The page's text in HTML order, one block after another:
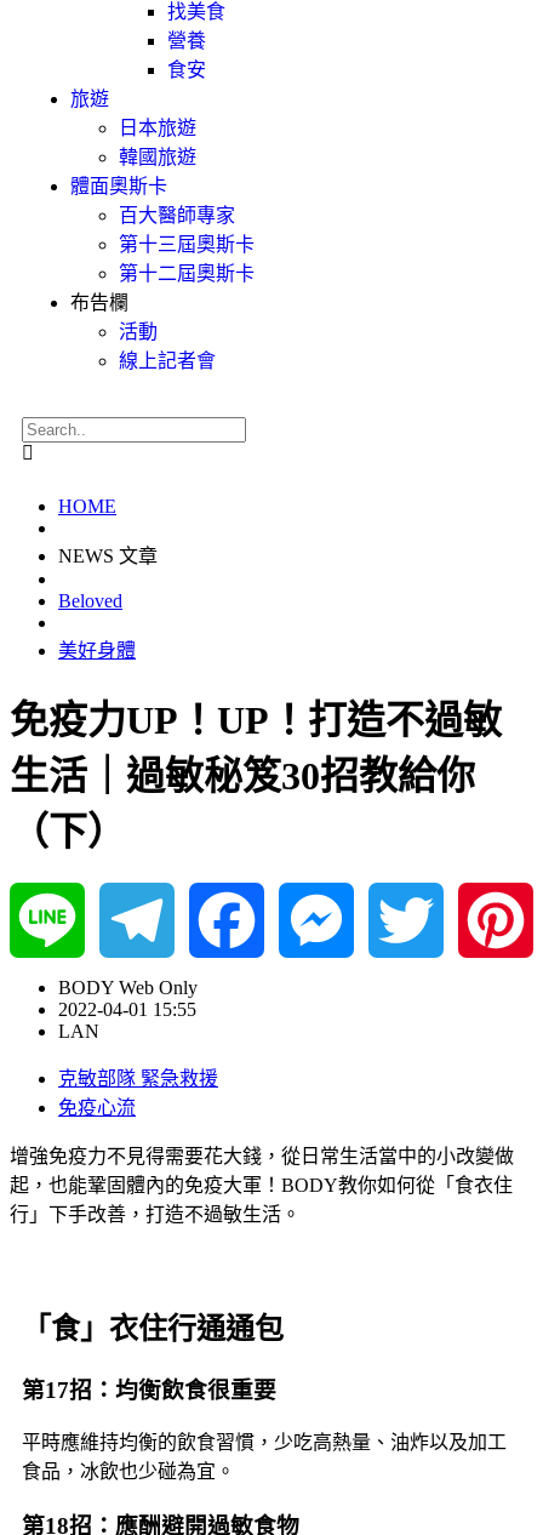
找美食
營養
食安
旅遊
日本旅遊
韓國旅遊
體面奧斯卡
百大醫師專家
第十三屆奧斯卡
第十二屆奧斯卡
布告欄
活動
線上記者會
HOME
NEWS 文章
Beloved
美好身體
免疫力UP！UP！打造不過敏
生活｜過敏秘笈30招教給你
（下）
Line Telegram Facebook Messenger Twitter
Pinterest
BODY Web Only
2022-04-01 15:55
LAN
克敏部隊 緊急救援
免疫心流
增強免疫力不見得需要花大錢，從日常生活當中的小改變做
起，也能鞏固體內的免疫大軍！BODY教你如何從「食衣住
行」下手改善，打造不過敏生活。
「食」衣住行通通包
第17招：均衡飲食很重要
平時應維持均衡的飲食習慣，少吃高熱量、油炸以及加工
食品，冰飲也少碰為宜。
第18招：應酬避開過敏食物